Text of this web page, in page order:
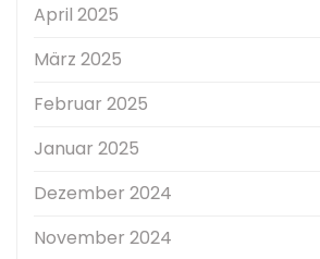
April 2025
März 2025
Februar 2025
Januar 2025
Dezember 2024
November 2024